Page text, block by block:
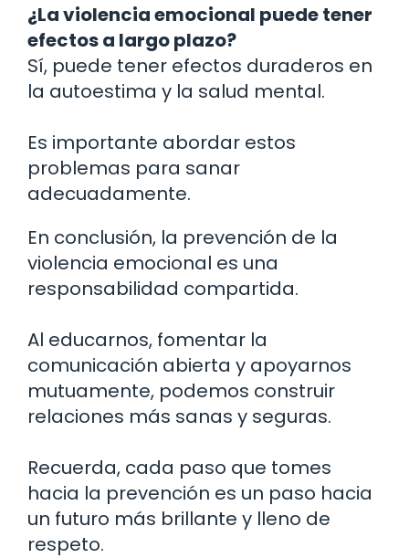
¿La violencia emocional puede tener
efectos a largo plazo?
Sí, puede tener efectos duraderos en
la autoestima y la salud mental.
Es importante abordar estos
problemas para sanar
adecuadamente.
En conclusión, la prevención de la
violencia emocional es una
responsabilidad compartida.
Al educarnos, fomentar la
comunicación abierta y apoyarnos
mutuamente, podemos construir
relaciones más sanas y seguras.
Recuerda, cada paso que tomes
hacia la prevención es un paso hacia
un futuro más brillante y lleno de
respeto.